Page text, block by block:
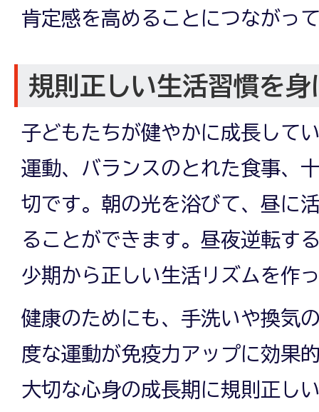
肯定感を高めることにつながっ
規則正しい生活習慣を身
子どもたちが健やかに成長して
運動、バランスのとれた食事、
切です。朝の光を浴びて、昼に
ることができます。昼夜逆転す
少期から正しい生活リズムを作
健康のためにも、手洗いや換気
度な運動が免疫力アップに効果
大切な心身の成長期に規則正し